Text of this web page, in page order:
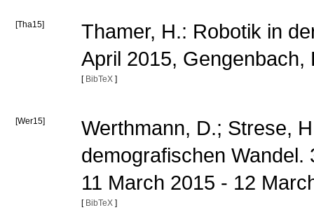
[Tha15]
Thamer, H.: Robotik in
April 2015, Gengenbach,
[ BibTeX ]
[Wer15]
Werthmann, D.; Strese,
demografischen Wandel.
11 March 2015 - 12
[ BibTeX ]